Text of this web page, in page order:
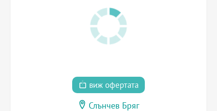
виж офертата
Слънчев Бряг